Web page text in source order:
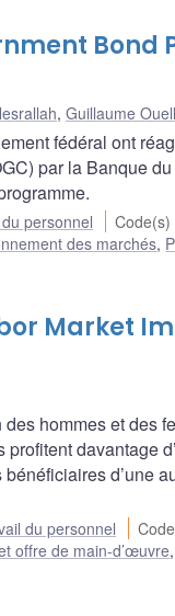
Bond
, Guillaume
fédéral ont
par la Banque
personnel Code(s)
des marchés,
Market
hommes et des
davantage
d’une
du personnel
offre de main-d’œuvre,